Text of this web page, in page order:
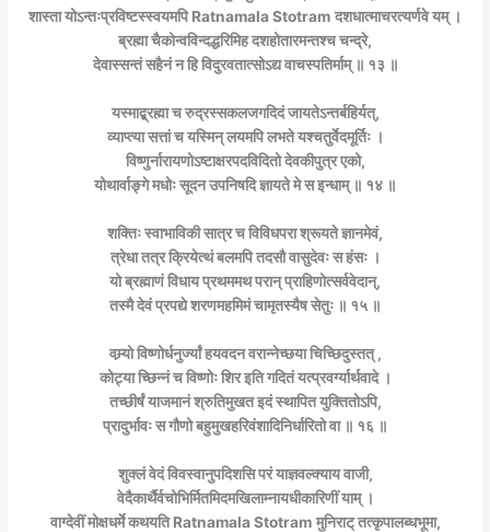
शास्ता योऽन्तःप्रविष्टस्स्वयमपि Ratnamala Stotram दशधात्माचरत्यर्णवे यम् ।
ब्रह्मा चैकोन्वविन्दद्धरिमिह दशहोतारमन्तश्च चन्द्रे,
देवास्सन्तं सहैनं न हि विदुरवतात्सोऽद्य वाचस्पतिर्माम् ॥ १३ ॥
यस्माद्ब्रह्मा च रुद्रस्सकलजगदिदं जायतेऽन्तर्बहिर्यत्,
व्याप्त्या सत्तां च यस्मिन् लयमपि लभते यश्चतुर्वेदमूर्तिः ।
विष्णुर्नारायणोऽष्टाक्षरपदविदितो देवकीपुत्र एको,
योथार्वाङ्गे मधोः सूदन उपनिषदि ज्ञायते मे स इन्धाम् ॥ १४ ॥
शक्तिः स्वाभाविकी सात्र च विविधपरा श्रूयते ज्ञानमेवं,
त्रेधा तत्र क्रियेत्थं बलमपि तदसौ वासुदेवः स हंसः ।
यो ब्रह्माणं विधाय प्रथममथ परान् प्राहिणोत्सर्ववेदान्,
तस्मै देवं प्रपद्ये शरणमहमिमं चामृतस्यैष सेतुः ॥ १५ ॥
वम्र्यो विष्णोर्धनुर्ज्यां हयवदन वरान्नेच्छया चिच्छिदुस्तत् ,
कोट्या च्छिन्नं च विष्णोः शिर इति गदितं यत्प्रवर्ग्यार्थवादे ।
तच्छीर्षं याजमानं श्रुतिमुखत इदं स्थापित युक्तितोऽपि,
प्रादुर्भावः स गौणो बहुमुखहरिवंशादिनिर्धारितो वा ॥ १६ ॥
शुक्लं वेदं विवस्वानुपदिशसि परं याज्ञवल्क्याय वाजी,
वेदैकार्थैर्वचोभिर्मितमिदमखिलाम्नायधीकारिणीं याम् ।
वाग्देवीं मोक्षधर्मे कथयति Ratnamala Stotram मुनिराट् तत्कृपालब्धभूमा,